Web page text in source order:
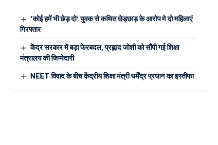
‘कोई हमें भी छेड़ दो’ युवक से कथित छेड़छाड़ के आरोप मे दो महिलाएं
गिरफ्तार
केंद्र सरकार में बड़ा फेरबदल, प्रह्लाद जोशी को सौंपी गई शिक्षा
मंत्रालय की जिम्मेदारी
NEET विवाद के बीच केंद्रीय शिक्षा मंत्री धर्मेंद्र प्रधान का इस्तीफा